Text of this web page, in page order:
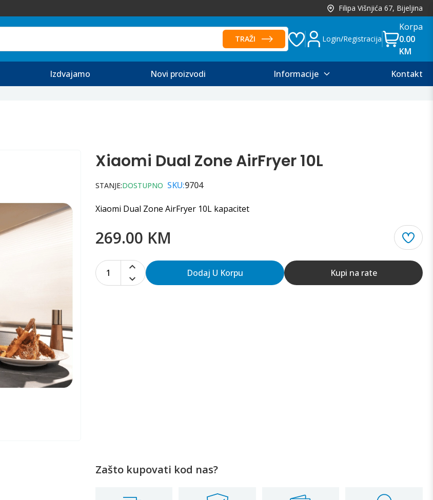
Filipa Višnjića 67, Bijeljina
TRAŽI Login/Registracija
Korpa
0.00
KM
Izdvajamo Novi proizvodi Informacije Kontakt
Xiaomi Dual Zone AirFryer 10L
STANJE:DOSTUPNO SKU:9704
Xiaomi Dual Zone AirFryer 10L kapacitet
269.00 KM
1 Dodaj U Korpu Kupi na rate
Zašto kupovati kod nas?